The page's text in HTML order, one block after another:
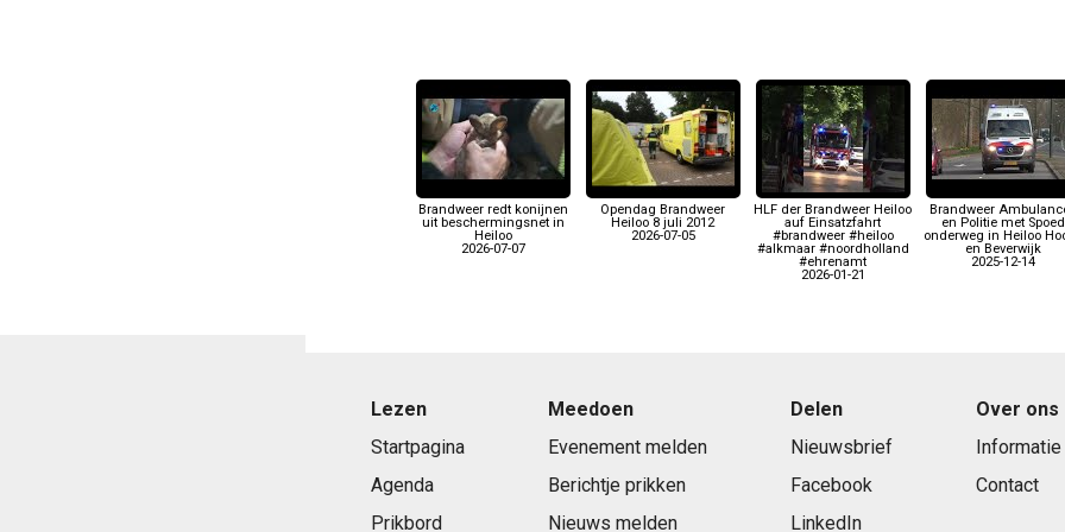
Brandweer redt konijnen
uit beschermingsnet in
Heiloo
2026-07-07
Opendag Brandweer
Heiloo 8 juli 2012
2026-07-05
HLF der Brandweer Heiloo
auf Einsatzfahrt
#brandweer #heiloo
#alkmaar #noordholland
#ehrenamt
2026-01-21
Brandweer
en Politie met Spoed
onderweg in Heiloo
en Beverwijk
2025-12-14
Lezen
Startpagina
Agenda
Prikbord
Meedoen
Evenement melden
Berichtje prikken
Nieuws melden
Delen
Nieuwsbrief
Facebook
LinkedIn
Over ons
Informatie
Contact